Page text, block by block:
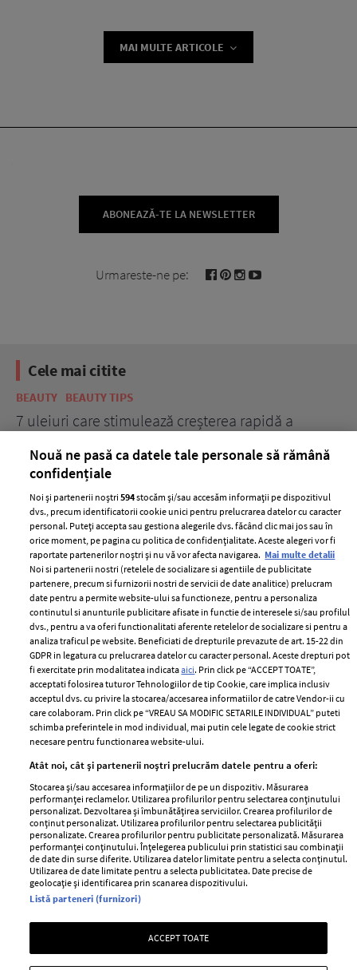
MAI MULTE ARTICOLE
ABONEAZĂ-TE LA NEWSLETTER
Urmareste-ne pe:
Cele mai citite
BEAUTY BEAUTY TIPS
7 uleiuri care stimulează creșterea rapidă a
ELLE Style Awards
2024
Despre ELLE
Romania
Contact
Abonamente
Termeni si conditii
Politica de
confidențialitate
Politica de cookies
Publicitate
GSP
Unica
Baby
Retete
femei
Viva
Avantaje
Retete practice
Pariază responsabil! Decizia ONJN nr. 821/25.09.2025.
Jocurile de noroc sunt interzise minorilor.
Nouă ne pasă ca datele tale personale să rămână
confidențiale
Noi și partenerii noștri594stocăm și/sau accesăm informații pe dispozitivul
dvs., precum identificatorii cookie unici pentru prelucrarea datelor cu caracter
personal. Puteți accepta sau gestiona alegerile dvs. făcând clic mai jos sau în
orice moment, pe pagina cu politica de confidențialitate. Aceste alegeri vor fi
raportate partenerilor noștri și nu vă vor afecta navigarea. Mai multe detalii
Noi si partenerii nostri (retelele de socializare si agentiile de publicitate
partenere, precum si furnizorii nostri de servicii de date analitice) prelucram
date pentru a permite website-ului sa functioneze, pentru a personaliza
continutul si anunturile publicitare afisate in functie de interesele si/sau profilul
dvs., pentru a va oferi functionalitati aferente retelelor de socializare si pentru a
analiza traficul pe website. Beneficiati de drepturile prevazute de art. 15-22 din
GDPR in legatura cu prelucrarea datelor cu caracter personal. Aceste drepturi pot
fi exercitate prin modalitatea indicataaici. Prin click pe “ACCEPT TOATE”,
acceptati folosirea tuturor Tehnologiilor de tip Cookie, care implica inclusiv
acceptul dvs. cu privire la stocarea/accesarea informatiilor de catre Vendor-ii cu
care colaboram. Prin click pe “VREAU SA MODIFIC SETARILE INDIVIDUAL” puteti
schimba preferintele in mod individual, mai putin cele legate de cookie strict
necesare pentru functionarea website-ului.
Atât noi, cât și partenerii noștri prelucrăm datele pentru a oferi:
Stocarea și/sau accesarea informațiilor de pe un dispozitiv. Măsurarea
performanței reclamelor. Utilizarea profilurilor pentru selectarea conținutului
personalizat. Dezvoltarea și îmbunătățirea serviciilor. Crearea profilurilor de
conținut personalizat. Utilizarea profilurilor pentru selectarea publicității
personalizate. Crearea profilurilor pentru publicitate personalizată. Măsurarea
performanței conținutului. Înțelegerea publicului prin statistici sau combinații
de date din surse diferite. Utilizarea datelor limitate pentru a selecta conținutul.
Utilizarea de date limitate pentru a selecta publicitatea. Date precise de
geolocație și identificarea prin scanarea dispozitivului.
Listă parteneri (furnizori)
ACCEPT TOATE